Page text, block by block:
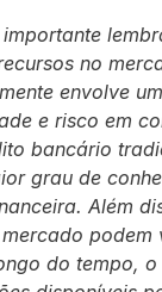
no
envolve
e risco em
bancário
grau de
Além
podem
do tempo,